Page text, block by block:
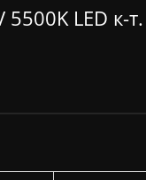
LED к-т.